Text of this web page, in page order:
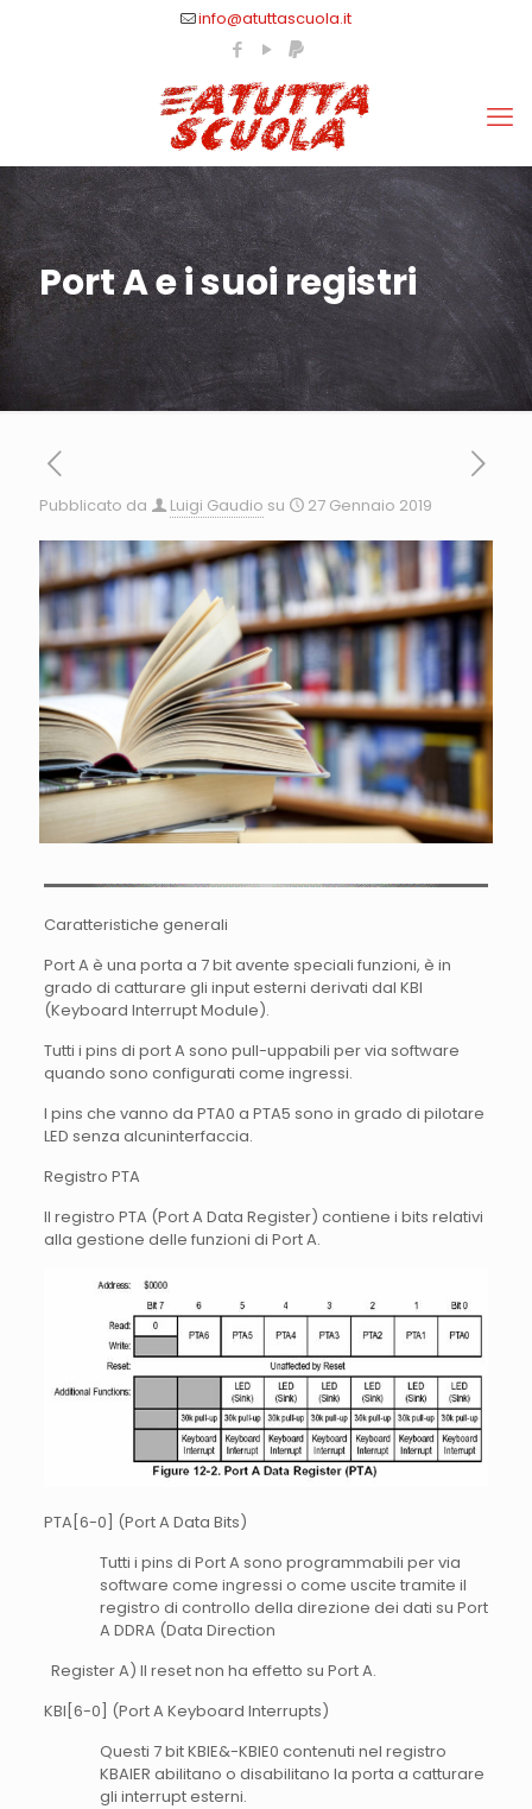
info@atuttascuola.it
Port A e i suoi registri
Pubblicato da Luigi Gaudio su 27 Gennaio 2019
Caratteristiche generali
Port A è una porta a 7 bit avente speciali funzioni, è in
grado di catturare gli input esterni derivati dal KBI
(Keyboard Interrupt Module).
Tutti i pins di port A sono pull-uppabili per via software
quando sono configurati come ingressi.
I pins che vanno da PTA0 a PTA5 sono in grado di pilotare
LED senza alcuninterfaccia.
Registro PTA
Il registro PTA (Port A Data Register) contiene i bits relativi
alla gestione delle funzioni di Port A.
PTA[6-0] (Port A Data Bits)
Tutti i pins di Port A sono programmabili per via
software come ingressi o come uscite tramite il
registro di controllo della direzione dei dati su Port
A DDRA (Data Direction
Register A) Il reset non ha effetto su Port A.
KBI[6-0] (Port A Keyboard Interrupts)
Questi 7 bit KBIE&-KBIE0 contenuti nel registro
KBAIER abilitano o disabilitano la porta a catturare
gli interrupt esterni.